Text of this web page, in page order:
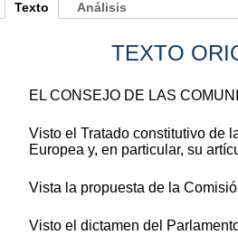
Texto
TEXTO
EL CONSEJO DE LAS
Visto el Tratado constitutivo de
Europea y, en particular, su
Vista la propuesta de la
Visto el dictamen del
Análisis